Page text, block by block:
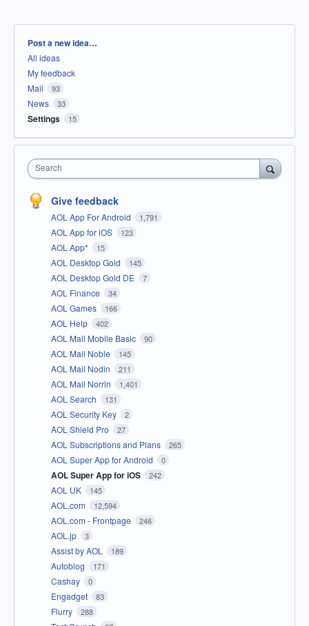
Categories
Post a new idea…
All ideas
My feedback
Mail
93
News 33
Settings 15
Search
Give feedback
AOL App For Android 1,791
AOL App for iOS 123
AOL App* 15
AOL Desktop Gold 145
AOL Desktop Gold DE 7
AOL Finance 34
AOL Games 166
AOL Help 402
AOL Mail Mobile Basic 90
AOL Mail Noble 145
AOL Mail Nodin 211
AOL Mail Norrin 1,401
AOL Search 131
AOL Security Key 2
AOL Shield Pro 27
AOL Subscriptions and Plans 265
AOL Super App for Android 0
AOL Super App for iOS 242
AOL UK 145
AOL.com 12,594
AOL.com - Frontpage 246
AOL.jp 3
Assist by AOL 189
Autoblog 171
Cashay 0
Engadget 83
Flurry 288